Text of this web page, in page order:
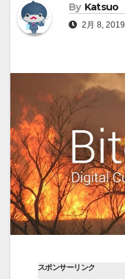
By Katsuo
2月 8, 2019
スポンサーリンク